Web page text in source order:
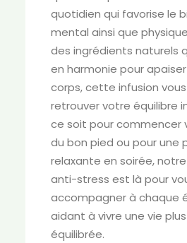
quotidien qui favorise le
mental ainsi que
des ingrédients naturels
en harmonie pour
corps, cette infusion
retrouver votre équilibre
ce soit pour commencer
du bon pied ou pour une
relaxante en soirée, notre
anti-stress est là pour
accompagner à chaque
aidant à vivre une vie
équilibrée.